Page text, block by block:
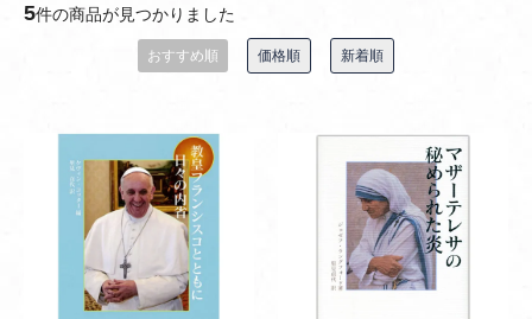
5件の商品が見つかりました
おすすめ順 価格順 新着順